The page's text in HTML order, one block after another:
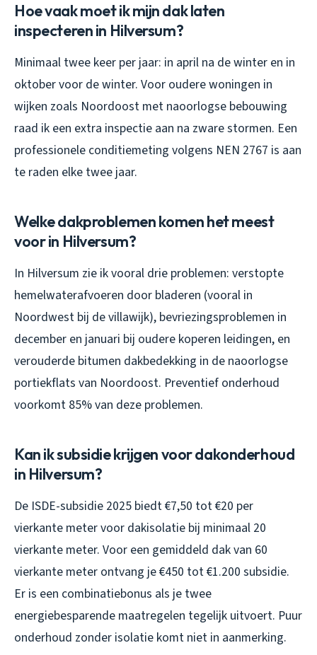
Hoe vaak moet ik mijn dak laten
inspecteren in Hilversum?
Minimaal twee keer per jaar: in april na de winter en in
oktober voor de winter. Voor oudere woningen in
wijken zoals Noordoost met naoorlogse bebouwing
raad ik een extra inspectie aan na zware stormen. Een
professionele conditiemeting volgens NEN 2767 is aan
te raden elke twee jaar.
Welke dakproblemen komen het meest
voor in Hilversum?
In Hilversum zie ik vooral drie problemen: verstopte
hemelwaterafvoeren door bladeren (vooral in
Noordwest bij de villawijk), bevriezingsproblemen in
december en januari bij oudere koperen leidingen, en
verouderde bitumen dakbedekking in de naoorlogse
portiekflats van Noordoost. Preventief onderhoud
voorkomt 85% van deze problemen.
Kan ik subsidie krijgen voor dakonderhoud
in Hilversum?
De ISDE-subsidie 2025 biedt €7,50 tot €20 per
vierkante meter voor dakisolatie bij minimaal 20
vierkante meter. Voor een gemiddeld dak van 60
vierkante meter ontvang je €450 tot €1.200 subsidie.
Er is een combinatiebonus als je twee
energiebesparende maatregelen tegelijk uitvoert. Puur
onderhoud zonder isolatie komt niet in aanmerking.